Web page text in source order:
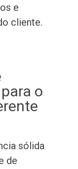
e
cliente.
o
sólida
de